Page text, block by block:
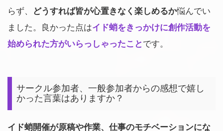
らず、 どうすれば皆が心置きなく楽しめるか悩んでい
ました。良かった点はイド蛸をきっかけに創作活動を
始められた方がいらっしゃったこと です。
サークル参加者、一般参加者からの感想で嬉し
かった言葉はありますか？
イド蛸開催が原稿や作業、仕事のモチベーションにな